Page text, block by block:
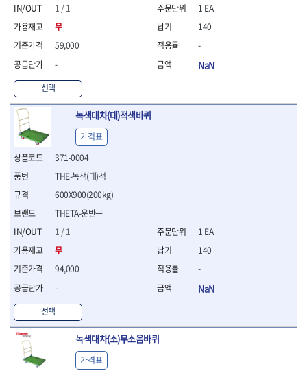
- 절연니퍼
- 절연가위
- 절연비트
- 절연라쳇렌치
- 절연라쳇렌치세트
- 절연볼트커터
- 절연아답타
- 절연펀치
- 기타
- 방폭연결대
- 방폭옵셋렌치
- 방폭니퍼
- 방폭펜치
- 방폭플라이어
- 방폭가위
- 방폭스패너
- 방폭비트소켓
- 방폭아답타
- 방폭T렌치
- 방폭드라이버
- 절연포지비트소켓
1 / 1
무
59,000
-
선택
1 EA
140
-
NaN
녹색대차(대)적색바퀴
371-0004
THETA-운반구
1 / 1
무
94,000
-
선택
THE-녹색(대)적
600X900(200kg)
가격표
1 EA
140
-
NaN
녹색대차(소)무소음바퀴
가격표